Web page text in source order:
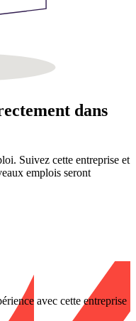
dans
Suivez cette entreprise et
emplois seront
avec cette entreprise